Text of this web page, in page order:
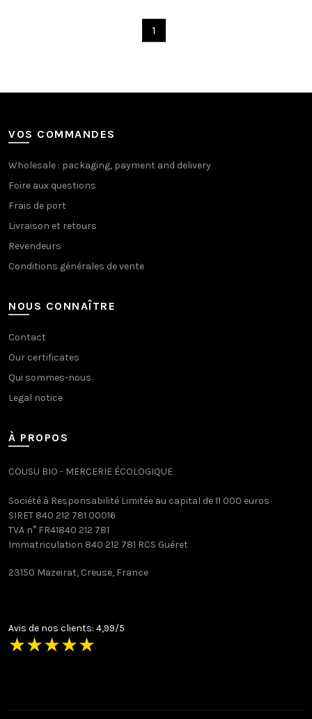
1
VOS COMMANDES
Wholesale : packaging, payment and delivery
Foire aux questions
Frais de port
Livraison et retours
Revendeurs
Conditions générales de vente
NOUS CONNAÎTRE
Contact
Our certificates
Qui sommes-nous
Legal notice
À PROPOS
COUSU BIO - MERCERIE ÉCOLOGIQUE
Société à Responsabilité Limitée au capital de 11 000 euros
SIRET 840 212 781 00016
TVA n° FR41840 212 781
Immatriculation 840 212 781 RCS Guéret
23150 Mazeirat, Creuse, France
Avis de nos clients: 4,99/5
★★★★★